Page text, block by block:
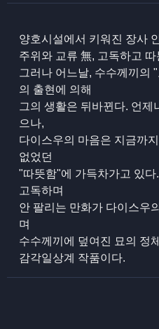
양호시설에서 키워진 장사
주위와 교류 無, 고독하고
그러나 어느날, 수수께끼의
의 출현에 의해
그의 생활은 뒤바뀐다. 언제
으나,
다이스우의 마음은 지금까
없었던
"따뜻함"에 가득차가고 있
고독하며
안 팔리는 만화가 다이스우
며
수수께끼에 덮여진 묘의 정
감각일상계 작품이다.